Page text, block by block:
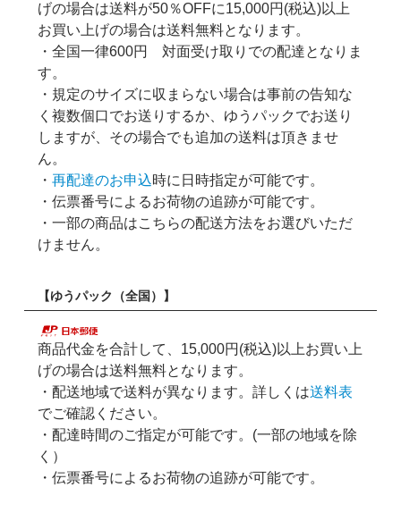
げの場合は送料が50％OFFに15,000円(税込)以上
お買い上げの場合は送料無料となります。
・全国一律600円 対面受け取りでの配達となりま
す。
・規定のサイズに収まらない場合は事前の告知な
く複数個口でお送りするか、ゆうパックでお送り
しますが、その場合でも追加の送料は頂きませ
ん。
・ 再配達のお申込時に日時指定が可能です。
・伝票番号によるお荷物の追跡が可能です。
・一部の商品はこちらの配送方法をお選びいただ
けません。
【ゆうパック（全国）】
商品代金を合計して、15,000円(税込)以上お買い上
げの場合は送料無料となります。
・配送地域で送料が異なります。詳しくは送料表
でご確認ください。
・配達時間のご指定が可能です。(一部の地域を除
く）
・伝票番号によるお荷物の追跡が可能です。